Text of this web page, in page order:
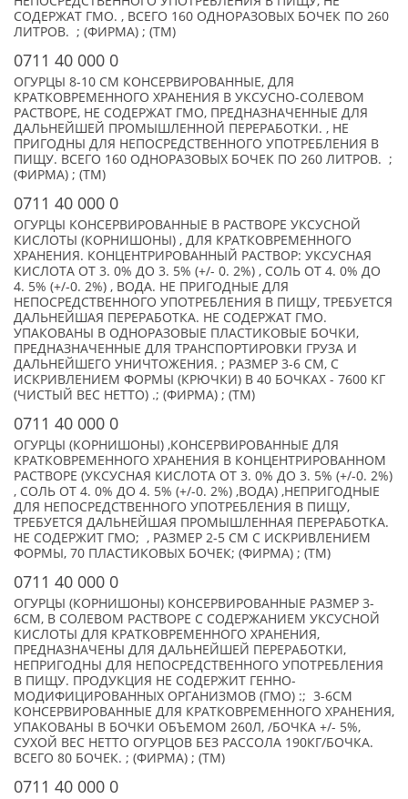
СОДЕРЖАТ ГМО. , ВСЕГО 160 ОДНОРАЗОВЫХ БОЧЕК ПО 260
ЛИТРОВ. ; (ФИРМА) ; (TM)
0711 40 000 0
ОГУРЦЫ 8-10 СМ КОНСЕРВИРОВАННЫЕ, ДЛЯ
КРАТКОВРЕМЕННОГО ХРАНЕНИЯ В УКСУСНО-СОЛЕВОМ
РАСТВОРЕ, НЕ СОДЕРЖАТ ГМО, ПРЕДНАЗНАЧЕННЫЕ ДЛЯ
ДАЛЬНЕЙШЕЙ ПРОМЫШЛЕННОЙ ПЕРЕРАБОТКИ. , НЕ
ПРИГОДНЫ ДЛЯ НЕПОСРЕДСТВЕННОГО УПОТРЕБЛЕНИЯ В
ПИЩУ. ВСЕГО 160 ОДНОРАЗОВЫХ БОЧЕК ПО 260 ЛИТРОВ. ;
(ФИРМА) ; (TM)
0711 40 000 0
ОГУРЦЫ КОНСЕРВИРОВАННЫЕ В РАСТВОРЕ УКСУСНОЙ
КИСЛОТЫ (КОРНИШОНЫ) , ДЛЯ КРАТКОВРЕМЕННОГО
ХРАНЕНИЯ. КОНЦЕНТРИРОВАННЫЙ РАСТВОР: УКСУСНАЯ
КИСЛОТА ОТ 3. 0% ДО 3. 5% (+/- 0. 2%) , СОЛЬ ОТ 4. 0% ДО
4. 5% (+/-0. 2%) , ВОДА. НЕ ПРИГОДНЫЕ ДЛЯ
НЕПОСРЕДСТВЕННОГО УПОТРЕБЛЕНИЯ В ПИЩУ, ТРЕБУЕТСЯ
ДАЛЬНЕЙШАЯ ПЕРЕРАБОТКА. НЕ СОДЕРЖАТ ГМО.
УПАКОВАНЫ В ОДНОРАЗОВЫЕ ПЛАСТИКОВЫЕ БОЧКИ,
ПРЕДНАЗНАЧЕННЫЕ ДЛЯ ТРАНСПОРТИРОВКИ ГРУЗА И
ДАЛЬНЕЙШЕГО УНИЧТОЖЕНИЯ. ; РАЗМЕР 3-6 СМ, С
ИСКРИВЛЕНИЕМ ФОРМЫ (КРЮЧКИ) В 40 БОЧКАХ - 7600 КГ
(ЧИСТЫЙ ВЕС НЕТТО) .; (ФИРМА) ; (TM)
0711 40 000 0
ОГУРЦЫ (КОРНИШОНЫ) ,КОНСЕРВИРОВАННЫЕ ДЛЯ
КРАТКОВРЕМЕННОГО ХРАНЕНИЯ В КОНЦЕНТРИРОВАННОМ
РАСТВОРЕ (УКСУСНАЯ КИСЛОТА ОТ 3. 0% ДО 3. 5% (+/-0. 2%)
, СОЛЬ ОТ 4. 0% ДО 4. 5% (+/-0. 2%) ,ВОДА) ,НЕПРИГОДНЫЕ
ДЛЯ НЕПОСРЕДСТВЕННОГО УПОТРЕБЛЕНИЯ В ПИЩУ,
ТРЕБУЕТСЯ ДАЛЬНЕЙШАЯ ПРОМЫШЛЕННАЯ ПЕРЕРАБОТКА.
НЕ СОДЕРЖИТ ГМО; , РАЗМЕР 2-5 СМ С ИСКРИВЛЕНИЕМ
ФОРМЫ, 70 ПЛАСТИКОВЫХ БОЧЕК; (ФИРМА) ; (TM)
0711 40 000 0
ОГУРЦЫ (КОРНИШОНЫ) КОНСЕРВИРОВАННЫЕ РАЗМЕР 3-
6СМ, В СОЛЕВОМ РАСТВОРЕ С СОДЕРЖАНИЕМ УКСУСНОЙ
КИСЛОТЫ ДЛЯ КРАТКОВРЕМЕННОГО ХРАНЕНИЯ,
ПРЕДНАЗНАЧЕНЫ ДЛЯ ДАЛЬНЕЙШЕЙ ПЕРЕРАБОТКИ,
НЕПРИГОДНЫ ДЛЯ НЕПОСРЕДСТВЕННОГО УПОТРЕБЛЕНИЯ
В ПИЩУ. ПРОДУКЦИЯ НЕ СОДЕРЖИТ ГЕННО-
МОДИФИЦИРОВАННЫХ ОРГАНИЗМОВ (ГМО) :; 3-6СМ
КОНСЕРВИРОВАННЫЕ ДЛЯ КРАТКОВРЕМЕННОГО ХРАНЕНИЯ,
УПАКОВАНЫ В БОЧКИ ОБЪЕМОМ 260Л, /БОЧКА +/- 5%,
СУХОЙ ВЕС НЕТТО ОГУРЦОВ БЕЗ РАССОЛА 190КГ/БОЧКА.
ВСЕГО 80 БОЧЕК. ; (ФИРМА) ; (TM)
0711 40 000 0